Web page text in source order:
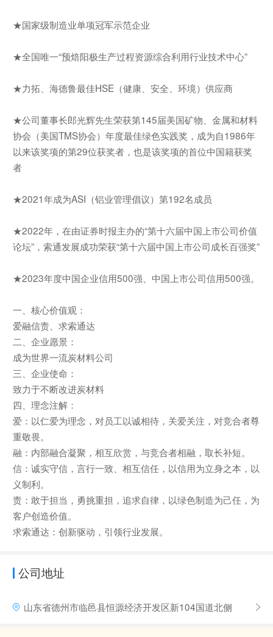
★国家级制造业单项冠军示范企业
★全国唯一“预焙阳极生产过程资源综合利用行业技术中心”
★力拓、海德鲁最佳HSE（健康、安全、环境）供应商
★公司董事长郎光辉先生荣获第145届美国矿物、金属和材料
协会（美国TMS协会）年度最佳绿色实践奖，成为自1986年
以来该奖项的第29位获奖者，也是该奖项的首位中国籍获奖
者
★2021年成为ASI（铝业管理倡议）第192名成员
★2022年，在由证券时报主办的“第十六届中国上市公司价值
论坛”，索通发展成功荣获“第十六届中国上市公司成长百强奖”
★2023年度中国企业信用500强、中国上市公司信用500强。
一、核心价值观：
爱融信责、求索通达
二、企业愿景：
成为世界一流炭材料公司
三、企业使命：
致力于不断改进炭材料
四、理念注解：
爱：以仁爱为理念，对员工以诚相待，关爱关注，对竞合者尊
重敬畏。
融：内部融合凝聚，相互欣赏，与竞合者相融，取长补短。
信：诚实守信，言行一致、相互信任，以信用为立身之本，以
义制利。
责：敢于担当，勇挑重担，追求自律，以绿色制造为己任，为
客户创造价值。
求索通达：创新驱动，引领行业发展。
公司地址
山东省德州市临邑县恒源经济开发区新104国道北侧